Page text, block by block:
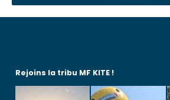
Rejoins la tribu MF KITE !